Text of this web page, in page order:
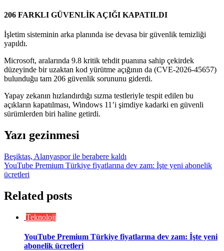
206 FARKLI GÜVENLİK AÇIĞI KAPATILDI
İşletim sisteminin arka planında ise devasa bir güvenlik temizliği
yapıldı.
Microsoft, aralarında 9.8 kritik tehdit puanına sahip çekirdek
düzeyinde bir uzaktan kod yürütme açığının da (CVE-2026-45657)
bulunduğu tam 206 güvenlik sorununu giderdi.
Yapay zekanın hızlandırdığı sızma testleriyle tespit edilen bu
açıkların kapatılması, Windows 11’i şimdiye kadarki en güvenli
sürümlerden biri haline getirdi.
Yazı gezinmesi
Beşiktaş, Alanyaspor ile berabere kaldı
YouTube Premium Türkiye fiyatlarına dev zam: İşte yeni abonelik
ücretleri
Related posts
Teknoloji
YouTube Premium Türkiye fiyatlarına dev zam: İşte yeni
abonelik ücretleri